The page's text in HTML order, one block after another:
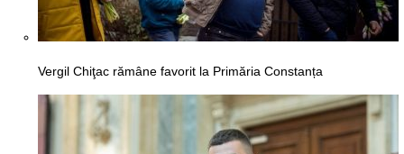
Vergil Chiţac rămâne favorit la Primăria Constanța